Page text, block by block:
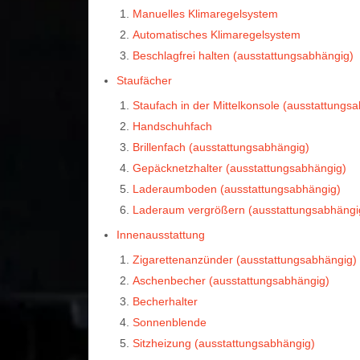
Manuelles Klimaregelsystem
Automatisches Klimaregelsystem
Beschlagfrei halten (ausstattungsabhängig)
Staufächer
Staufach in der Mittelkonsole
Handschuhfach
Brillenfach (ausstattungsabhängig)
Gepäcknetzhalter (ausstattungsabhängig)
Laderaumboden (ausstattungsabhängig)
Laderaum vergrößern
Innenausstattung
Zigarettenanzünder (ausstattungsabhängig)
Aschenbecher (ausstattungsabhängig)
Becherhalter
Sonnenblende
Sitzheizung (ausstattungsabhängig)